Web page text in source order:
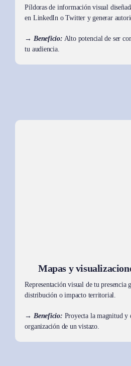
Píldoras de información visual
en LinkedIn o Twitter y generar
→ Beneficio: Alto potencial de ser
tu audiencia.
Mapas y
Representación visual de tu presencia
distribución o impacto territorial.
→ Beneficio: Proyecta la magnitud y
organización de un vistazo.